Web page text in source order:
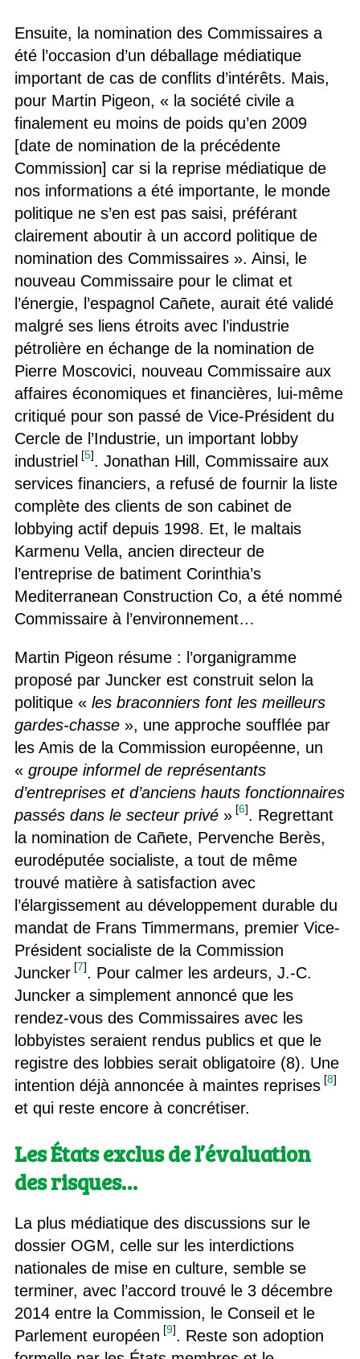
Ensuite, la nomination des Commissaires a
été l’occasion d’un déballage médiatique
important de cas de conflits d’intérêts. Mais,
pour Martin Pigeon, « la société civile a
finalement eu moins de poids qu’en 2009
[date de nomination de la précédente
Commission] car si la reprise médiatique de
nos informations a été importante, le monde
politique ne s’en est pas saisi, préférant
clairement aboutir à un accord politique de
nomination des Commissaires ». Ainsi, le
nouveau Commissaire pour le climat et
l’énergie, l’espagnol Cañete, aurait été validé
malgré ses liens étroits avec l’industrie
pétrolière en échange de la nomination de
Pierre Moscovici, nouveau Commissaire aux
affaires économiques et financières, lui-même
critiqué pour son passé de Vice-Président du
Cercle de l’Industrie, un important lobby
industriel [5]. Jonathan Hill, Commissaire aux
services financiers, a refusé de fournir la liste
complète des clients de son cabinet de
lobbying actif depuis 1998. Et, le maltais
Karmenu Vella, ancien directeur de
l’entreprise de batiment Corinthia’s
Mediterranean Construction Co, a été nommé
Commissaire à l’environnement…
Martin Pigeon résume : l’organigramme
proposé par Juncker est construit selon la
politique « les braconniers font les meilleurs
gardes-chasse», une approche soufflée par
les Amis de la Commission européenne, un
« groupe informel de représentants
d’entreprises et d’anciens hauts fonctionnaires
passés dans le secteur privé» [6]. Regrettant
la nomination de Cañete, Pervenche Berès,
eurodéputée socialiste, a tout de même
trouvé matière à satisfaction avec
l’élargissement au développement durable du
mandat de Frans Timmermans, premier Vice-
Président socialiste de la Commission
Juncker [7]. Pour calmer les ardeurs, J.-C.
Juncker a simplement annoncé que les
rendez-vous des Commissaires avec les
lobbyistes seraient rendus publics et que le
registre des lobbies serait obligatoire (8). Une
intention déjà annoncée à maintes reprises [8]
et qui reste encore à concrétiser.
Les États exclus de l’évaluation
des risques…
La plus médiatique des discussions sur le
dossier OGM, celle sur les interdictions
nationales de mise en culture, semble se
terminer, avec l’accord trouvé le 3 décembre
2014 entre la Commission, le Conseil et le
Parlement européen [9]. Reste son adoption